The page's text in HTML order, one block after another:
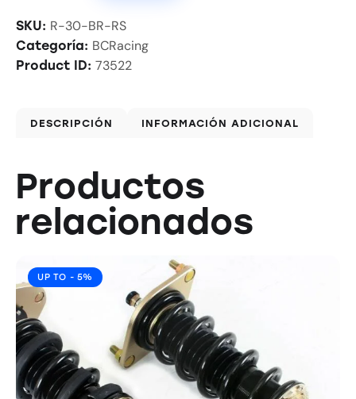
SKU: R-30-BR-RS
Categoría: BCRacing
Product ID: 73522
DESCRIPCIÓN INFORMACIÓN ADICIONAL
Productos
relacionados
UP TO - 5%